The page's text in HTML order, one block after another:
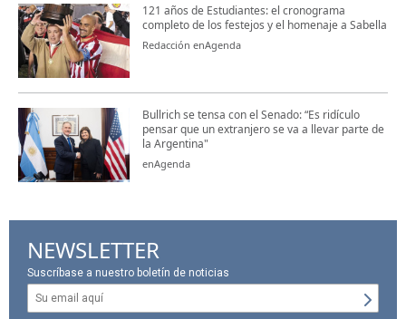
121 años de Estudiantes: el cronograma
completo de los festejos y el homenaje a Sabella
Redacción enAgenda
Bullrich se tensa con el Senado: “Es ridículo
pensar que un extranjero se va a llevar parte de
la Argentina"
enAgenda
NEWSLETTER
Suscríbase a nuestro boletín de noticias